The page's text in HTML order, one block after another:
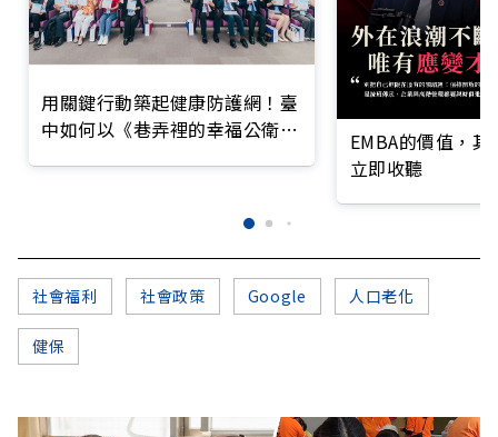
用關鍵行動築起健康防護網！臺
中如何以《巷弄裡的幸福公衛》
EMBA的價值，
立即收聽
社會福利 社會政策 Google 人口老化
健保